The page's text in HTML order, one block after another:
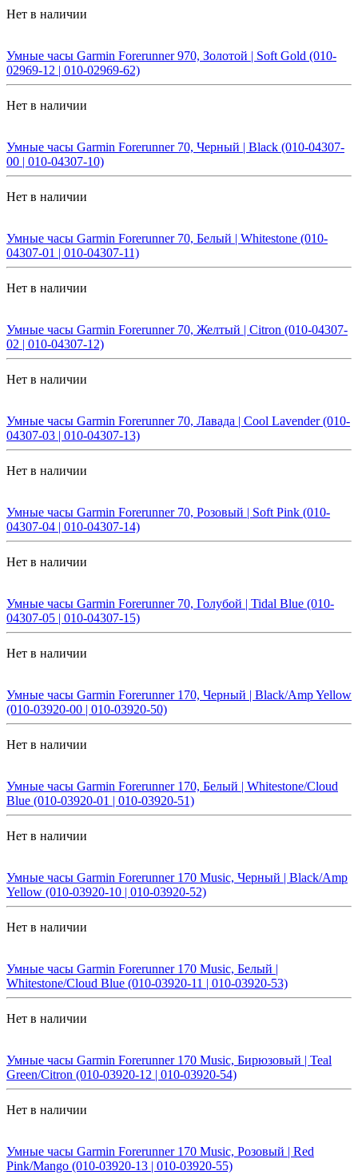
Нет в наличии
Умные часы Garmin Forerunner 970, Золотой | Soft Gold (010-
02969-12 | 010-02969-62)
Нет в наличии
Умные часы Garmin Forerunner 70, Черный | Black (010-04307-
00 | 010-04307-10)
Нет в наличии
Умные часы Garmin Forerunner 70, Белый | Whitestone (010-
04307-01 | 010-04307-11)
Нет в наличии
Умные часы Garmin Forerunner 70, Желтый | Citron (010-04307-
02 | 010-04307-12)
Нет в наличии
Умные часы Garmin Forerunner 70, Лавада | Cool Lavender (010-
04307-03 | 010-04307-13)
Нет в наличии
Умные часы Garmin Forerunner 70, Розовый | Soft Pink (010-
04307-04 | 010-04307-14)
Нет в наличии
Умные часы Garmin Forerunner 70, Голубой | Tidal Blue (010-
04307-05 | 010-04307-15)
Нет в наличии
Умные часы Garmin Forerunner 170, Черный | Black/Amp Yellow
(010-03920-00 | 010-03920-50)
Нет в наличии
Умные часы Garmin Forerunner 170, Белый | Whitestone/Cloud
Blue (010-03920-01 | 010-03920-51)
Нет в наличии
Умные часы Garmin Forerunner 170 Music, Черный | Black/Amp
Yellow (010-03920-10 | 010-03920-52)
Нет в наличии
Умные часы Garmin Forerunner 170 Music, Белый |
Whitestone/Cloud Blue (010-03920-11 | 010-03920-53)
Нет в наличии
Умные часы Garmin Forerunner 170 Music, Бирюзовый | Teal
Green/Citron (010-03920-12 | 010-03920-54)
Нет в наличии
Умные часы Garmin Forerunner 170 Music, Розовый | Red
Pink/Mango (010-03920-13 | 010-03920-55)